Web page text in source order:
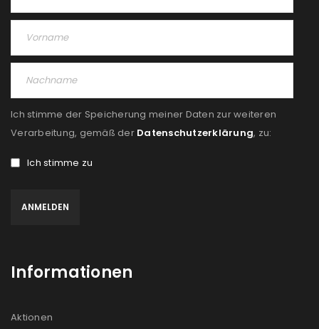
Ich stimme der Speicherung meiner Daten zur weiteren
Verarbeitung, gemäß der Datenschutzerklärung, zu:
Ich stimme zu
Informationen
Aktionen